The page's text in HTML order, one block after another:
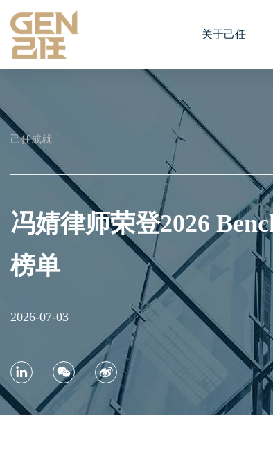
关于己任
己任成就
冯婧律师荣登2026
榜单
2026-07-03